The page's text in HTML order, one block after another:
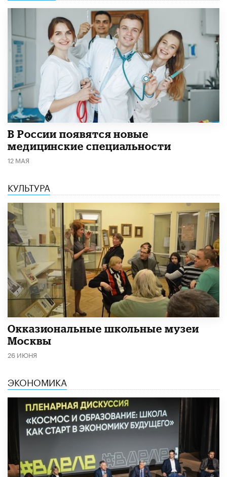
В России появятся новые
медицинские специальности
12 МАЯ
КУЛЬТУРА
​Окказиональные школьные музеи
Москвы
26 ИЮНЯ
ЭКОНОМИКА